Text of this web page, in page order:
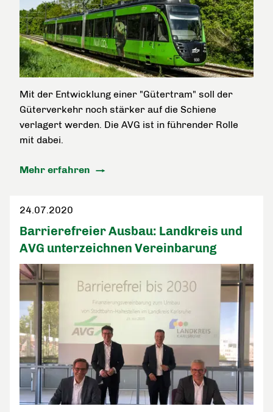
Mit der Entwicklung einer "Gütertram" soll der
Güterverkehr noch stärker auf die Schiene
verlagert werden. Die AVG ist in führender Rolle
mit dabei.
Mehr erfahren
24.07.2020
Barrierefreier Ausbau: Landkreis und
AVG unterzeichnen Vereinbarung